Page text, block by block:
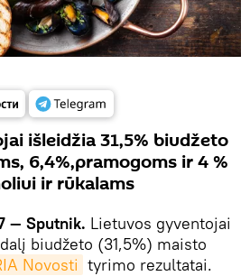
išleidžia 31,5% biudžeto
6,4%,pramogoms ir 4 %
ir rūkalams
— Sputnik. Lietuvos gyventojai
biudžeto (31,5%) maisto
Novosti tyrimo rezultatai.